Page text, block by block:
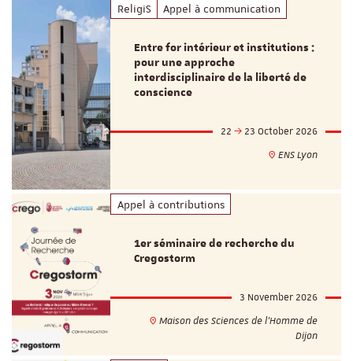
ReligiS Appel à communication
Entre for intérieur et institutions :
pour une approche
interdisciplinaire de la liberté de
conscience
22
23 October 2026
ENS Lyon
Appel à contributions
1er séminaire de recherche du
Cregostorm
3 November 2026
Maison des Sciences de l'Homme de
Dijon